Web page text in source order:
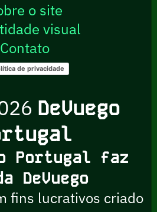
o site
visual
Contato
de privacidade
DeVuego
Portugal faz
DeVuego
fins lucrativos criado